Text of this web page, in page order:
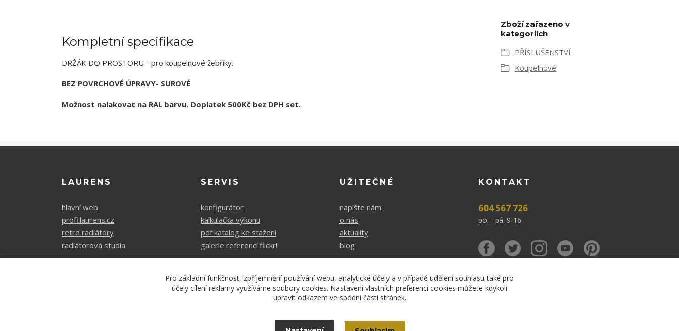
Kompletní specifikace
DRŽÁK DO PROSTORU - pro koupelnové žebříky.
BEZ POVRCHOVÉ ÚPRAVY- SUROVÉ
Možnost nalakovat na RAL barvu. Doplatek 500Kč bez DPH set.
Zboží zařazeno v
kategoriích
PŘÍSLUŠENSTVÍ
Koupelnové
LAURENS
hlavní web
profi.laurens.cz
retro radiátory
radiátorová studia
SERVIS
konfigurátor
kalkulačka výkonu
pdf katalog ke stažení
galerie referencí flickr!
UŽITEČNÉ
napište nám
o nás
aktuality
blog
KONTAKT
604 567 726
po. - pá. 9-16
Copyright 2021 - Laurens
Pro základní funkčnost, zpříjemnění používání webu, analytické účely a v případě udělení souhlasu také pro
účely cílení reklamy využíváme soubory cookies. Nastavení vlastních preferencí cookies můžete kdykoli
upravit odkazem ve spodní části stránek.